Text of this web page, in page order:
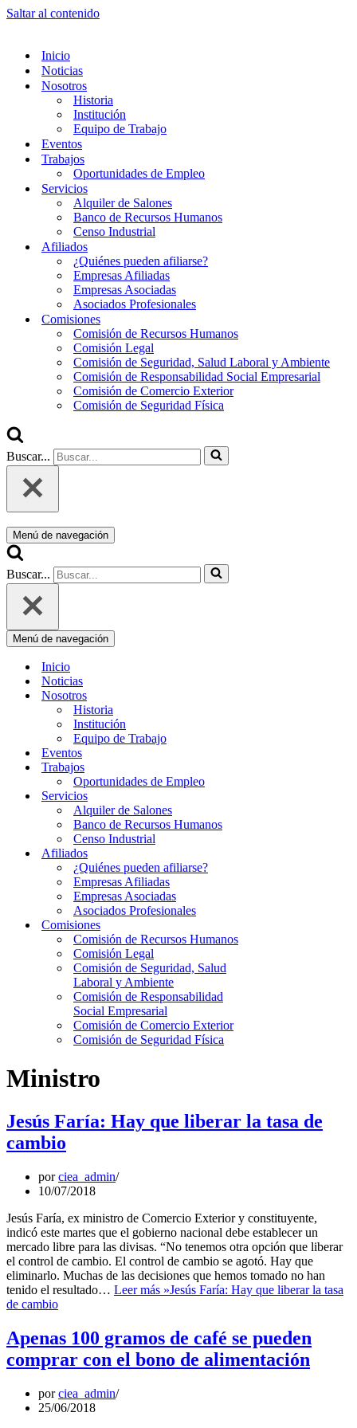
Saltar al contenido
Inicio
Noticias
Nosotros
Historia
Institución
Equipo de Trabajo
Eventos
Trabajos
Oportunidades de Empleo
Servicios
Alquiler de Salones
Banco de Recursos Humanos
Censo Industrial
Afiliados
¿Quiénes pueden afiliarse?
Empresas Afiliadas
Empresas Asociadas
Asociados Profesionales
Comisiones
Comisión de Recursos Humanos
Comisión Legal
Comisión de Seguridad, Salud Laboral y Ambiente
Comisión de Responsabilidad Social Empresarial
Comisión de Comercio Exterior
Comisión de Seguridad Física
Buscar...
Menú de navegación
Buscar...
Menú de navegación
Inicio
Noticias
Nosotros
Historia
Institución
Equipo de Trabajo
Eventos
Trabajos
Oportunidades de Empleo
Servicios
Alquiler de Salones
Banco de Recursos Humanos
Censo Industrial
Afiliados
¿Quiénes pueden afiliarse?
Empresas Afiliadas
Empresas Asociadas
Asociados Profesionales
Comisiones
Comisión de Recursos Humanos
Comisión Legal
Comisión de Seguridad, Salud
Laboral y Ambiente
Comisión de Responsabilidad
Social Empresarial
Comisión de Comercio Exterior
Comisión de Seguridad Física
Ministro
Jesús Faría: Hay que liberar la tasa de
cambio
porciea_admin
10/07/2018
Jesús Faría, ex ministro de Comercio Exterior y constituyente,
indicó este martes que el gobierno nacional debe establecer un
mercado libre para las divisas. “No tenemos otra opción que liberar
el control de cambio. El control de cambio se agotó. Hay que
eliminarlo. Muchas de las decisiones que hemos tomado no han
tenido el resultado… Leer más »Jesús Faría: Hay que liberar la tasa
de cambio
Apenas 100 gramos de café se pueden
comprar con el bono de alimentación
porciea_admin
25/06/2018